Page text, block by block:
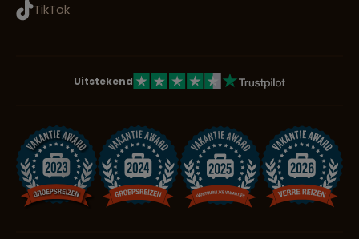
TikTok
Uitstekend